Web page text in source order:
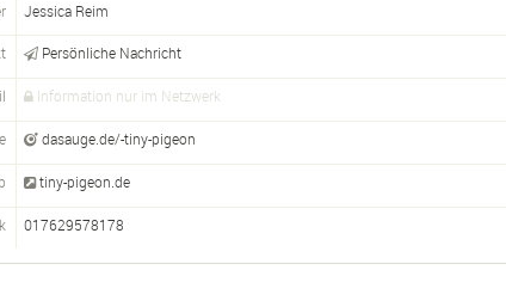
Jessica Reim
Persönliche Nachricht
Information nur im Netzwerk
dasauge.de/-tiny-pigeon
tiny-pigeon.de
017629578178